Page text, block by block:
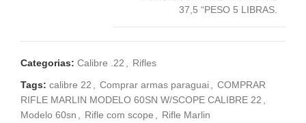
37,5 “PESO 5 LIBRAS.
Categorias: Calibre .22
Rifles
Tags: calibre 22 Comprar armas paraguai
COMPRAR
RIFLE MARLIN MODELO 60SN W/SCOPE CALIBRE 22
Modelo 60sn
Rifle com scope
Rifle Marlin